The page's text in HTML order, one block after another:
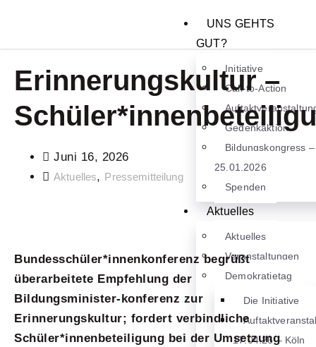
UNS GEHTS
GUT?
Initiative
Call-to-Action
Gedenkaktion
Bildungskongress –
25.01.2026
Spenden
Aktuelles
Aktuelles
Veranstaltungen
Demokratietag
Die Initiative
17.04.26 – Köln
Erinnerungskultur –
Juni 16, 2026
Aktuelles, Pressemitteilung
Bundesschüler*innenkonferenz begrüßt
überarbeitete Empfehlung der
Bildungsminister-konferenz zur
Erinnerungskultur; fordert verbindliche
Schüler*innenbeteiligung bei der Umsetzung